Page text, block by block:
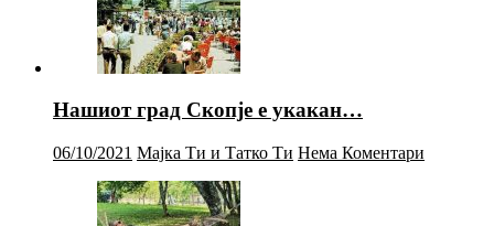
Нашиот град Скопје е укакан…
06/10/2021 Мајка Ти и Татко Ти Нема Коментари